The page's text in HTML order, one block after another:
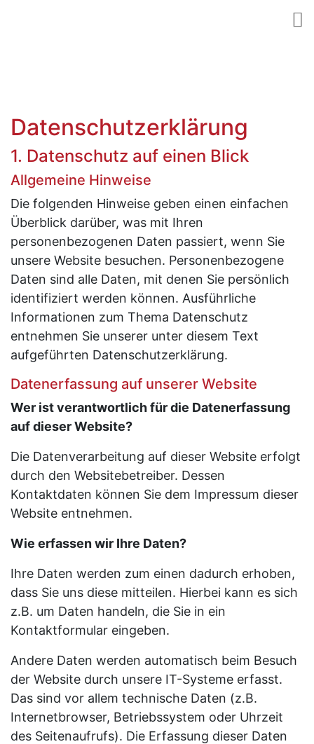
Datenschutzerklärung
1. Datenschutz auf einen Blick
Allgemeine Hinweise
Die folgenden Hinweise geben einen einfachen
Überblick darüber, was mit Ihren
personenbezogenen Daten passiert, wenn Sie
unsere Website besuchen. Personenbezogene
Daten sind alle Daten, mit denen Sie persönlich
identifiziert werden können. Ausführliche
Informationen zum Thema Datenschutz
entnehmen Sie unserer unter diesem Text
aufgeführten Datenschutzerklärung.
Datenerfassung auf unserer Website
Wer ist verantwortlich für die Datenerfassung
auf dieser Website?
Die Datenverarbeitung auf dieser Website erfolgt
durch den Websitebetreiber. Dessen
Kontaktdaten können Sie dem Impressum dieser
Website entnehmen.
Wie erfassen wir Ihre Daten?
Ihre Daten werden zum einen dadurch erhoben,
dass Sie uns diese mitteilen. Hierbei kann es sich
z.B. um Daten handeln, die Sie in ein
Kontaktformular eingeben.
Andere Daten werden automatisch beim Besuch
der Website durch unsere IT-Systeme erfasst.
Das sind vor allem technische Daten (z.B.
Internetbrowser, Betriebssystem oder Uhrzeit
des Seitenaufrufs). Die Erfassung dieser Daten